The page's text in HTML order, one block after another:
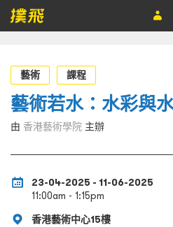
主辦單位
關於撲飛
EN
藝術 課程
藝術若水：水彩與
由 香港藝術學院 主辦
23-04-2025 - 11-06-2025
11:00am - 1:15pm
香港藝術中心15樓